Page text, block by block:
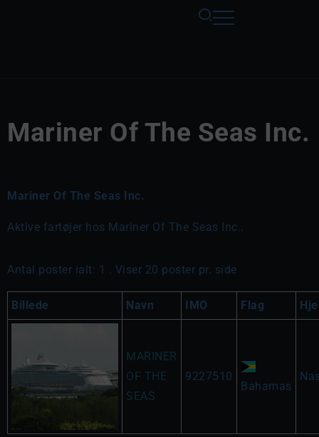
Mariner Of The Seas Inc.
Mariner Of The Seas Inc.
Aktive fartøjer hos Mariner Of The Seas Inc..
Antal poster ialt: 1 . Viser 20 poster pr. side
Billede Navn IMO Flag
MARINER
OF THE
SEAS
9227510
Bahamas